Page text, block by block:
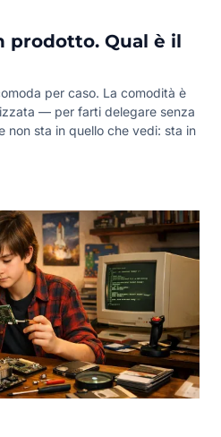
prodotto. Qual è il
per caso. La comodità è
— per farti delegare senza
non sta in quello che vedi: sta in